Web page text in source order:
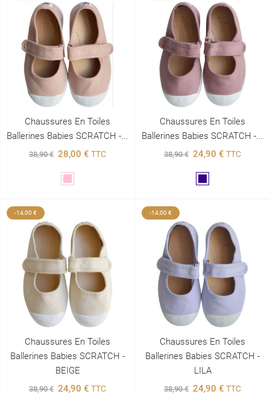
Chaussures En Toiles
Ballerines Babies SCRATCH -...
38,90 € 28,00 € TTC
Chaussures En Toiles
Ballerines Babies SCRATCH -...
38,90 € 24,90 € TTC
-14,00 €
Chaussures En Toiles
Ballerines Babies SCRATCH -
BEIGE
38,90 € 24,90 € TTC
-14,00 €
Chaussures En Toiles
Ballerines Babies SCRATCH -
LILA
38,90 € 24,90 € TTC